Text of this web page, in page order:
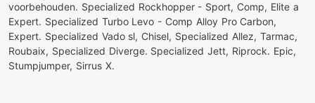
voorbehouden. Specialized Rockhopper - Sport, Comp, Elite a
Expert. Specialized Turbo Levo - Comp Alloy Pro Carbon,
Expert. Specialized Vado sl, Chisel, Specialized Allez, Tarmac,
Roubaix, Specialized Diverge. Specialized Jett, Riprock. Epic,
Stumpjumper, Sirrus X.